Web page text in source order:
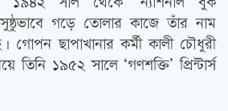
গড়ে তোলার কাজে তাঁর নাম
গোপন ছাপাখানার কর্মী কালী চৌধুরী
তিনি ১৯৫২ সালে ‘গণশক্তি’ প্রিন্টার্স